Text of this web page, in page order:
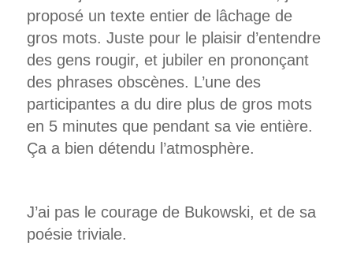
proposé un texte entier de lâchage de
gros mots. Juste pour le plaisir d’entendre
des gens rougir, et jubiler en prononçant
des phrases obscènes. L’une des
participantes a du dire plus de gros mots
en 5 minutes que pendant sa vie entière.
Ça a bien détendu l’atmosphère.
J’ai pas le courage de Bukowski, et de sa
poésie triviale.